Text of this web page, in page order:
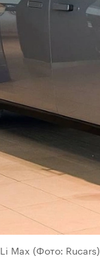
Li Max (Фото: Rucars)